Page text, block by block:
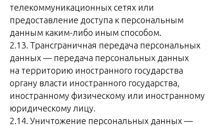
телекоммуникационных сетях или
предоставление доступа к персональным
данным каким-либо иным способом.
2.13. Трансграничная передача персональных
данных — передача персональных данных
на территорию иностранного государства
органу власти иностранного государства,
иностранному физическому или иностранному
юридическому лицу.
2.14. Уничтожение персональных данных —